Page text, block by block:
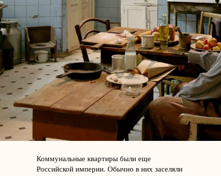
Коммунальные квартиры были еще
Российской империи. Обычно в них заселяли